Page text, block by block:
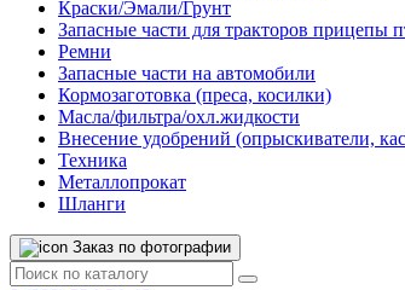
Краски/Эмали/Грунт
Запасные части для тракторов прицепы
Ремни
Запасные части на автомобили
Кормозаготовка (преса, косилки)
Масла/фильтра/охл.жидкости
Внесение удобрений (опрыскиватели,
Техника
Металлопрокат
Шланги
Заказ по фотографии